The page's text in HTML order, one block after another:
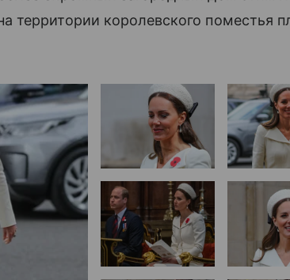
территории королевского поместья